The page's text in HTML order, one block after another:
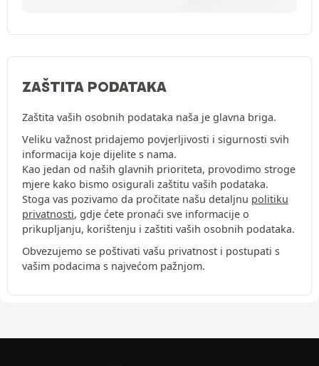
ZAŠTITA PODATAKA
Zaštita vaših osobnih podataka naša je glavna briga.
Veliku važnost pridajemo povjerljivosti i sigurnosti svih
informacija koje dijelite s nama.
Kao jedan od naših glavnih prioriteta, provodimo stroge
mjere kako bismo osigurali zaštitu vaših podataka.
Stoga vas pozivamo da pročitate našu detaljnu politiku
privatnosti, gdje ćete pronaći sve informacije o
prikupljanju, korištenju i zaštiti vaših osobnih podataka.
Obvezujemo se poštivati vašu privatnost i postupati s
vašim podacima s najvećom pažnjom.